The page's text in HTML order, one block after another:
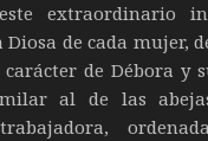
extraordinario
de cada mujer,
de Débora y
al de las